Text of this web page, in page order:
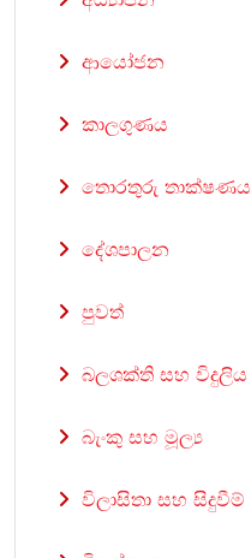
ආයෝජන
කාලගුණය
තොරතුරු තාක්ෂණය
දේශපාලන
පුවත්
බලශක්ති සහ විදුලිය
බැංකු සහ මූල්‍ය
විලාසිතා සහ සිදුවීම්